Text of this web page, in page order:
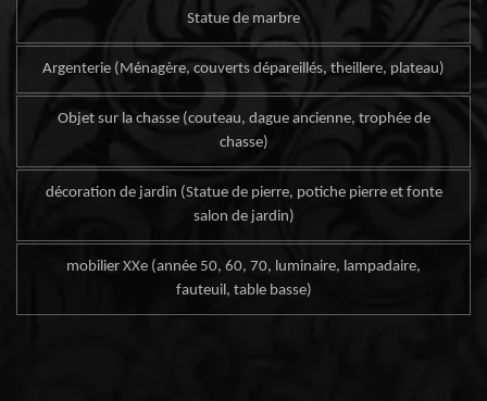
Statue de marbre
Argenterie (Ménagère, couverts dépareillés, theillere, plateau)
Objet sur la chasse (couteau, dague ancienne, trophée de
chasse)
décoration de jardin (Statue de pierre, potiche pierre et fonte
salon de jardin)
mobilier XXe (année 50, 60, 70, luminaire, lampadaire,
fauteuil, table basse)